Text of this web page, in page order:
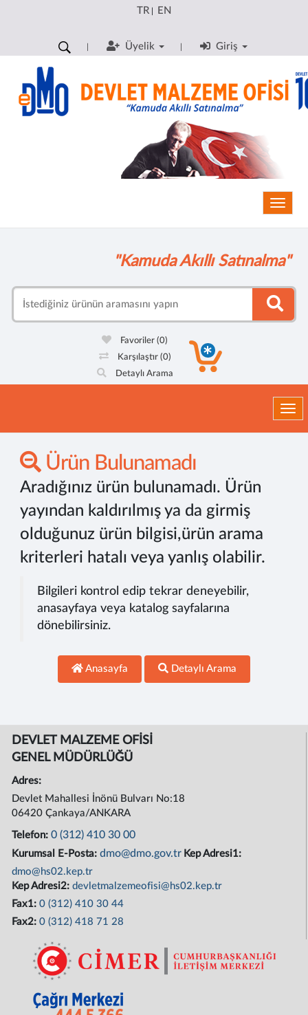
TR| EN
Üyelik Giriş
"Kamuda Akıllı Satınalma"
Favoriler(0)
Karşılaştır (0)
Detaylı Arama
Ürün Bulunamadı
Aradığınız ürün bulunamadı. Ürün
yayından kaldırılmış ya da girmiş
olduğunuz ürün bilgisi,ürün arama
kriterleri hatalı veya yanlış olabilir.
Bilgileri kontrol edip tekrar deneyebilir,
anasayfaya veya katalog sayfalarına
dönebilirsiniz.
Anasayfa Detaylı Arama
DEVLET MALZEME OFİSİ
GENEL MÜDÜRLÜĞÜ
Adres:
Devlet Mahallesi İnönü Bulvarı No:18
06420 Çankaya/ANKARA
Telefon:0 (312) 410 30 00
Kurumsal E-Posta:dmo@dmo.gov.tr Kep Adresi1:
dmo@hs02.kep.tr
Kep Adresi2:devletmalzemeofisi@hs02.kep.tr
Fax1:0 (312) 410 30 44
Fax2:0 (312) 418 71 28